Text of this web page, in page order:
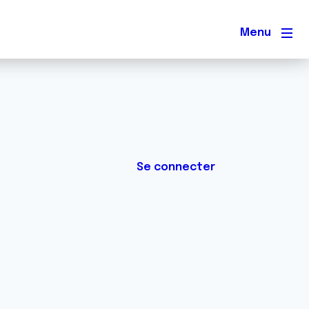
Menu
Se connecter